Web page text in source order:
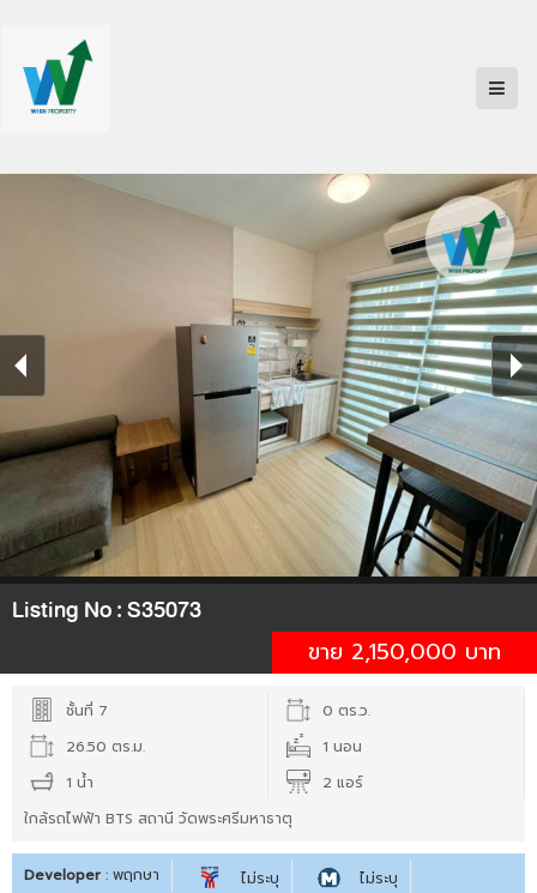
Listing No :S35073
ขาย 2,150,000 บาท
ชั้นที่ 7
0 ตร.ว.
26.50 ตร.ม.
1 นอน
1 น้ำ
2 แอร์
ใกล้รถไฟฟ้า BTS สถานี วัดพระศรีมหาธาตุ
Developer : พฤกษา ไม่ระบุ
ไม่ระบุ